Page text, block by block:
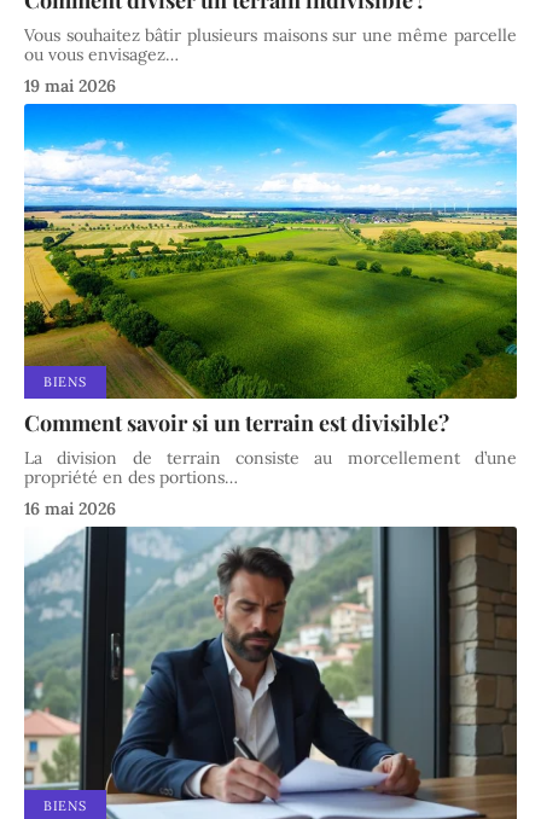
Vous souhaitez bâtir plusieurs maisons sur une même parcelle
ou vous envisagez…
19 mai 2026
BIENS
Comment savoir si un terrain est divisible?
La division de terrain consiste au morcellement d’une
propriété en des portions…
16 mai 2026
BIENS